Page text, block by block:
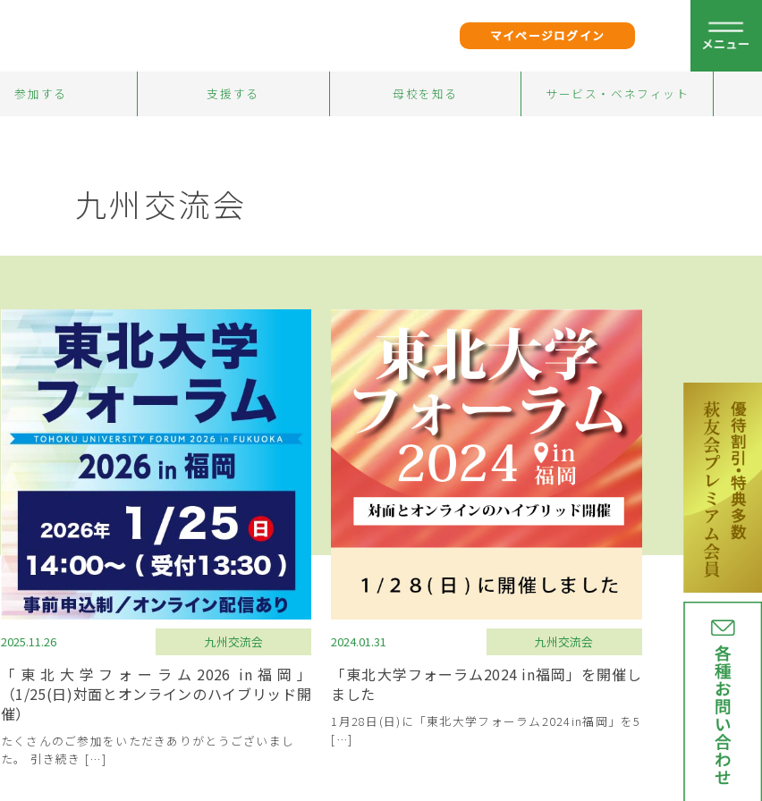
参加する 支援する 母校を知る サービス・ベネフィット
マイページログイン
九州交流会
2025.11.26 九州交流会
「東北大学フォーラム2026 in福岡」
（1/25(日)対面とオンラインのハイブリッド開
催）
たくさんのご参加をいただきありがとうございまし
た。 引き続き […]
2024.01.31 九州交流会
「東北大学フォーラム2024 in福岡」を開催し
ました
1月28日(日)に「東北大学フォーラム2024in福岡」を5
[…]